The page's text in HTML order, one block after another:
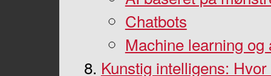
Chatbots
Machine learning og
Kunstig intelligens: